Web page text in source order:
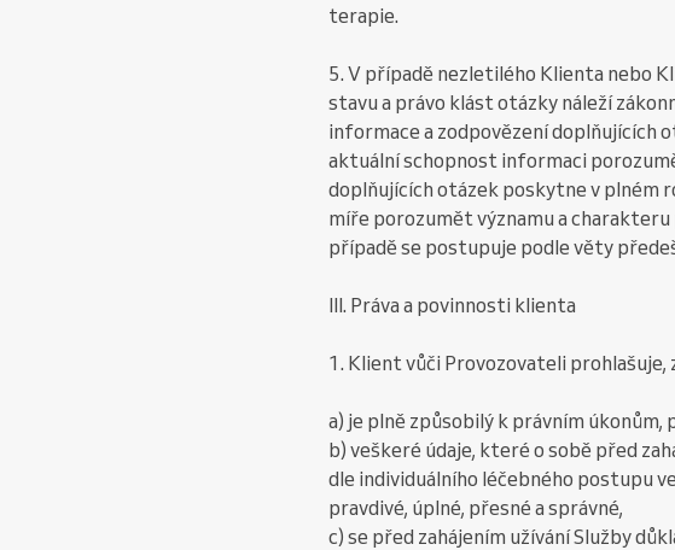
terapie.
5. V případě nezletilého Klienta nebo
stavu a právo klást otázky náleží
informace a zodpovězení doplňujících
aktuální schopnost informaci
doplňujících otázek poskytne v plném
míře porozumět významu a
případě se postupuje podle věty
III. Práva a povinnosti klienta
1. Klient vůči Provozovateli prohlašuje,
a) je plně způsobilý k právním úkonům,
b) veškeré údaje, které o sobě před
dle individuálního léčebného postupu
pravdivé, úplné, přesné a správné,
c) se před zahájením užívání Služby